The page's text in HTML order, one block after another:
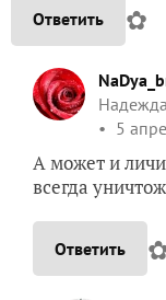
Ответить ✿
Надежда
5
А может и
всегда
Ответить